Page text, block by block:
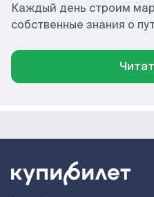
Каждый день строим
собственные знания о